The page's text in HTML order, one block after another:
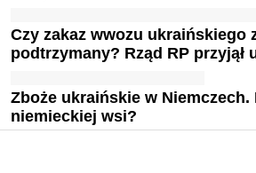
Czy zakaz wwozu ukraińskiego
podtrzymany? Rząd RP przyjął
Zboże ukraińskie w Niemczech.
niemieckiej wsi?